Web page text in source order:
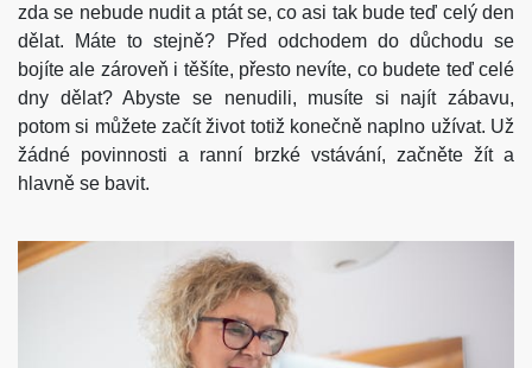
zda se nebude nudit a ptát se, co asi tak bude teď celý den
dělat. Máte to stejně? Před odchodem do důchodu se
bojíte ale zároveň i těšíte, přesto nevíte, co budete teď celé
dny dělat? Abyste se nenudili, musíte si najít zábavu,
potom si můžete začít život totiž konečně naplno užívat. Už
žádné povinnosti a ranní brzké vstávání, začněte žít a
hlavně se bavit.